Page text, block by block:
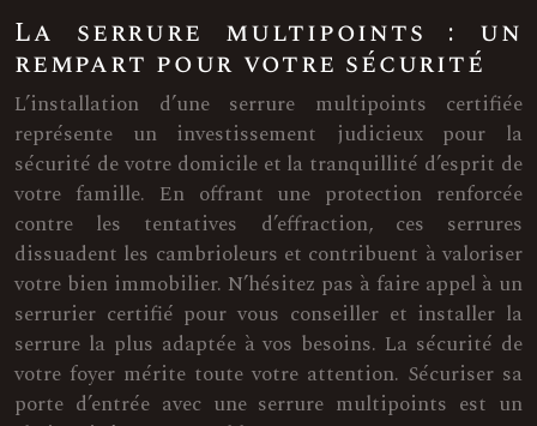
La serrure multipoints : un
rempart pour votre sécurité
L’installation d’une serrure multipoints certifiée
représente un investissement judicieux pour la
sécurité de votre domicile et la tranquillité d’esprit de
votre famille. En offrant une protection renforcée
contre les tentatives d’effraction, ces serrures
dissuadent les cambrioleurs et contribuent à valoriser
votre bien immobilier. N’hésitez pas à faire appel à un
serrurier certifié pour vous conseiller et installer la
serrure la plus adaptée à vos besoins. La sécurité de
votre foyer mérite toute votre attention. Sécuriser sa
porte d’entrée avec une serrure multipoints est un